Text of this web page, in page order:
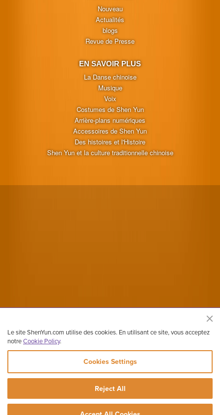
Nouveau
Actualités
blogs
Revue de Presse
EN SAVOIR PLUS
La Danse chinoise
Musique
Voix
Costumes de Shen Yun
Arrière-plans numériques
Accessoires de Shen Yun
Des histoires et l'Histoire
Shen Yun et la culture traditionnelle chinoise
Site officiel de Shen Yun Performing Arts
Copyright ©2026 Shen Yun Performing Arts. Tous droits réservés.
Le site ShenYun.com utilise des cookies. En utilisant ce site, vous acceptez
notreCookie Policy.
Cookies Settings
Reject All